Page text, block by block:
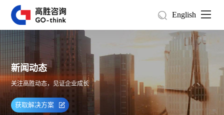
English
新闻动态
关注高胜动态，见证企业成长
获取解决方案